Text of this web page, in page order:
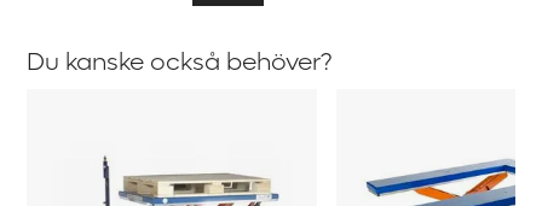
Du kanske också behöver?
Serie,